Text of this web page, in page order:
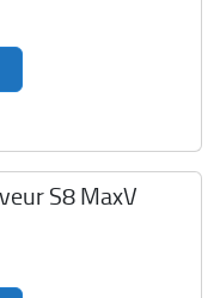
S8 MaxV